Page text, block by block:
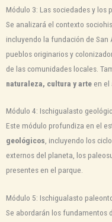
Módulo 3: Las sociedades y los
Se analizará el contexto
incluyendo la fundación de
pueblos originarios y
de las comunidades locales.
naturaleza, cultura y arte en el
Módulo 4: Ischigualasto
Este módulo profundiza en el
geológicos, incluyendo los
externos del planeta, los
presentes en el parque.
Módulo 5: Ischigualasto
Se abordarán los fundamentos